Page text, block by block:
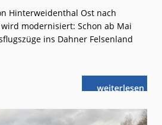
Hinterweidenthal Ost nach
modernisiert: Schon ab Mai
ins Dahner Felsenland
weiterlese
n